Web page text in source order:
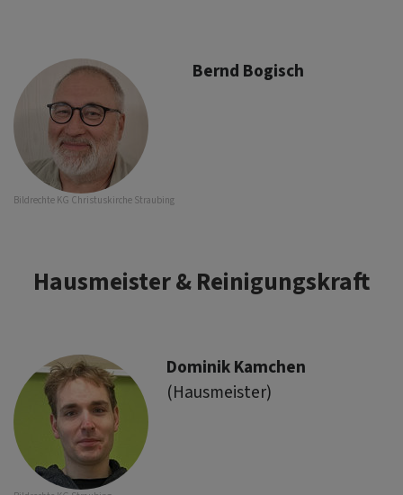
Bildrechte KG Christuskirche Straubing
Bernd Bogisch
Hausmeister & Reinigungskraft
Dominik Kamchen
(Hausmeister)